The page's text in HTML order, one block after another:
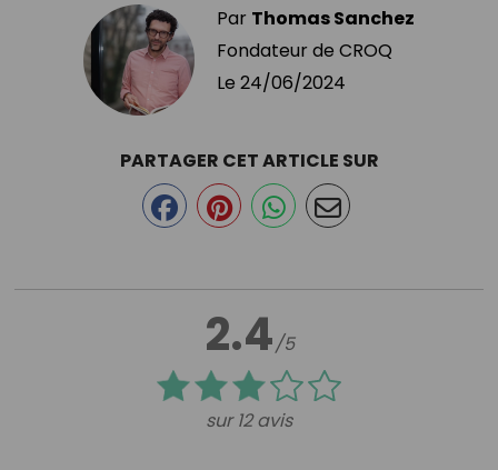
Par Thomas Sanchez
Fondateur de CROQ
Le 24/06/2024
2.4/5
sur 12 avis
PARTAGER CET ARTICLE SUR